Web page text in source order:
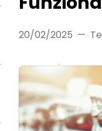
20/02/2025 —